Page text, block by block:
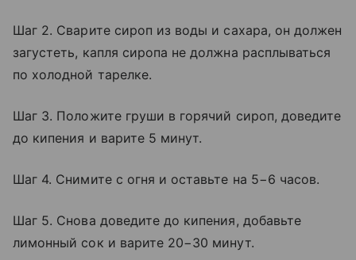
Шаг 2. Сварите сироп из воды и сахара, он должен
загустеть, капля сиропа не должна расплываться
по холодной тарелке.
Шаг 3. Положите груши в горячий сироп, доведите
до кипения и варите 5 минут.
Шаг 4. Снимите с огня и оставьте на 5−6 часов.
Шаг 5. Снова доведите до кипения, добавьте
лимонный сок и варите 20−30 минут.